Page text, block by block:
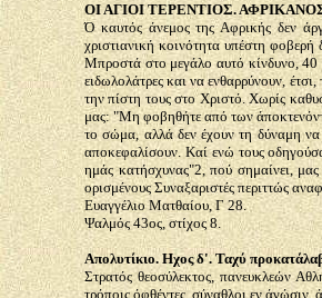
ΟΙ ΑΓΙΟΙ ΤΕΡΕΝΤΙΟΣ.
Ό καυτός άνεμος της Αφρικής δεν
χριστιανική κοινότητα υπέστη
Μπροστά στο μεγάλο αυτό κίνδυνο, 40
ειδωλολάτρες και να ενθαρρύνουν,
την πίστη τους στο Χριστό. Χωρίς
μας: "Μη φοβηθήτε από των
το σώμα, αλλά δεν έχουν τη δύναμη να
αποκεφαλίσουν. Καί ενώ τους
ημάς κατήσχυνας"2, πού σημαίνει,
ορισμένους Συναξαριστές περιττώς
Ευαγγέλιο Ματθαίου, Γ 28.
Ψαλμός 43ος, στίχος 8.
Απολυτίκιο. Ηχος δ'. Ταχύ
Στρατός θεοσύλεκτος, πανευκλεών
τρόποις όφθέντες, σύναθλοι εν άγώσιν,